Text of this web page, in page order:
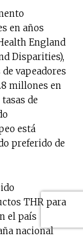
en años
England
Disparities),
vapeadores
millones en
de
está
preferido de
THR para
el país
nacional